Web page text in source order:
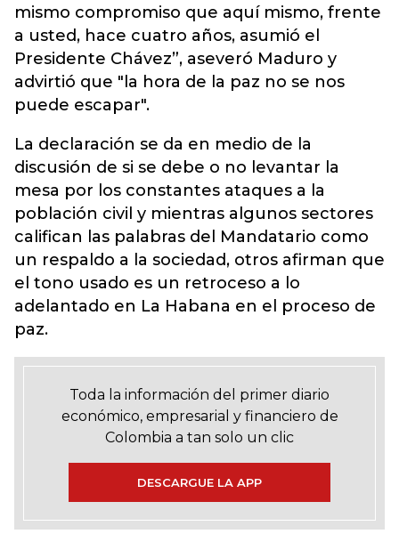
mismo compromiso que aquí mismo, frente
a usted, hace cuatro años, asumió el
Presidente Chávez”, aseveró Maduro y
advirtió que "la hora de la paz no se nos
puede escapar".
La declaración se da en medio de la
discusión de si se debe o no levantar la
mesa por los constantes ataques a la
población civil y mientras algunos sectores
califican las palabras del Mandatario como
un respaldo a la sociedad, otros afirman que
el tono usado es un retroceso a lo
adelantado en La Habana en el proceso de
paz.
Toda la información del primer diario
económico, empresarial y financiero de
Colombia a tan solo un clic
DESCARGUE LA APP